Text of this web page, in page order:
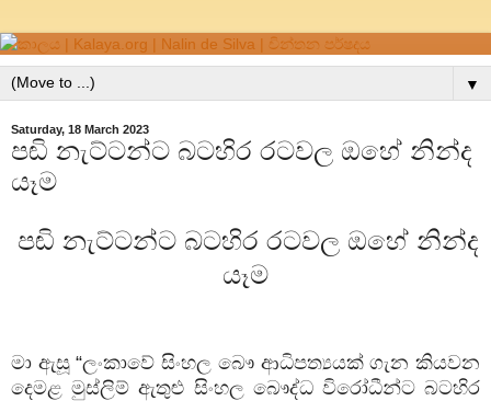
▼
Saturday, 18 March 2023
පඬි නැට්ටන්ට බටහිර රටවල ඔහේ නින්ද
යෑම
පඬි නැට්ටන්ට බටහිර රටවල ඔහේ නින්ද
යෑම
මා ඇසූ“ලංකාවේ සිංහල බෞ ආධිපත්‍යයක් ගැන කියවන
දෙමළ මුස්ලිම් ඇතුළු සිංහල බෞද්ධ විරෝධීන්ට බටහිර